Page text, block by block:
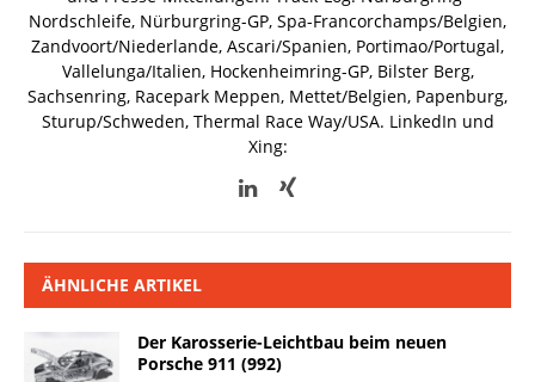
Nordschleife, Nürburgring-GP, Spa-Francorchamps/Belgien,
Zandvoort/Niederlande, Ascari/Spanien, Portimao/Portugal,
Vallelunga/Italien, Hockenheimring-GP, Bilster Berg,
Sachsenring, Racepark Meppen, Mettet/Belgien, Papenburg,
Sturup/Schweden, Thermal Race Way/USA. LinkedIn und
Xing:
ÄHNLICHE ARTIKEL
Der Karosserie-Leichtbau beim neuen
Porsche 911 (992)